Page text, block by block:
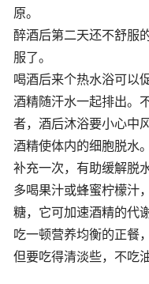
原。
醉酒后第二天还不舒服
服了。
喝酒后来个热水浴可以
酒精随汗水一起排出。
者，酒后沐浴要小心中
酒精使体内的细胞脱水
补充一次，有助缓解脱
多喝果汁或蜂蜜柠檬汁
糖，它可加速酒精的代
吃一顿营养均衡的正餐
但要吃得清淡些，不吃